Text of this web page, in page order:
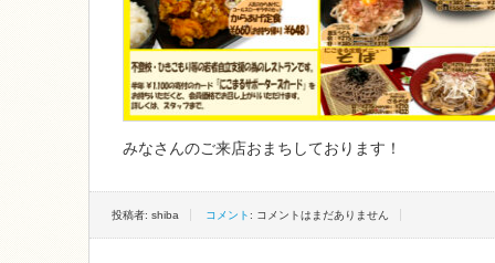
みなさんのご来店おまちしております！
投稿者: shiba コメント : コメントはまだありません